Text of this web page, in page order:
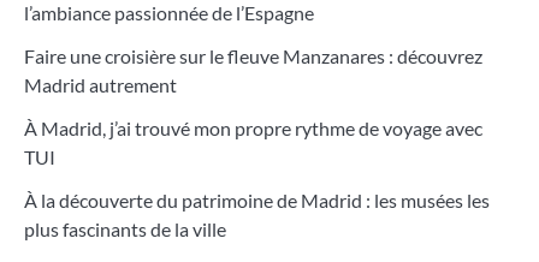
l’ambiance passionnée de l’Espagne
Faire une croisière sur le fleuve Manzanares : découvrez
Madrid autrement
À Madrid, j’ai trouvé mon propre rythme de voyage avec
TUI
À la découverte du patrimoine de Madrid : les musées les
plus fascinants de la ville